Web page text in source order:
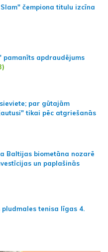
čempiona titulu izcīna
pamanīts apdraudējums
par gūtajām
tikai pēc atgriešanās
Baltijas biometāna nozarē
un paplašinās
tenisa līgas 4.